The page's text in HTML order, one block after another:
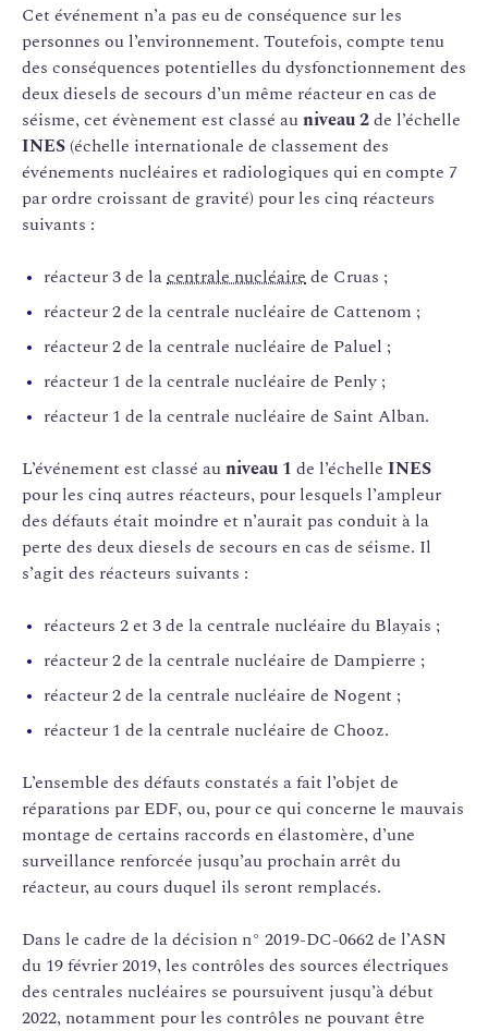
Cet événement n’a pas eu de conséquence sur les
personnes ou l’environnement. Toutefois, compte tenu
des conséquences potentielles du dysfonctionnement des
deux diesels de secours d’un même réacteur en cas de
séisme, cet évènement est classé auniveau 2de l’échelle
INES (échelle internationale de classement des
événements nucléaires et radiologiques qui en compte 7
par ordre croissant de gravité) pour les cinq réacteurs
suivants :
réacteur 3 de lacentrale nucléairede Cruas ;
réacteur 2 de la centrale nucléaire de Cattenom ;
réacteur 2 de la centrale nucléaire de Paluel ;
réacteur 1 de la centrale nucléaire de Penly ;
réacteur 1 de la centrale nucléaire de Saint Alban.
L’événement est classé auniveau 1 de l’échelle INES
pour les cinq autres réacteurs, pour lesquels l’ampleur
des défauts était moindre et n’aurait pas conduit à la
perte des deux diesels de secours en cas de séisme. Il
s’agit des réacteurs suivants :
réacteurs 2 et 3 de la centrale nucléaire du Blayais ;
réacteur 2 de la centrale nucléaire de Dampierre ;
réacteur 2 de la centrale nucléaire de Nogent ;
réacteur 1 de la centrale nucléaire de Chooz.
L’ensemble des défauts constatés a fait l’objet de
réparations par EDF, ou, pour ce qui concerne le mauvais
montage de certains raccords en élastomère, d’une
surveillance renforcée jusqu’au prochain arrêt du
réacteur, au cours duquel ils seront remplacés.
Dans le cadre de la décision n° 2019-DC-0662 de l’ASN
du 19 février 2019, les contrôles des sources électriques
des centrales nucléaires se poursuivent jusqu’à début
2022, notamment pour les contrôles ne pouvant être